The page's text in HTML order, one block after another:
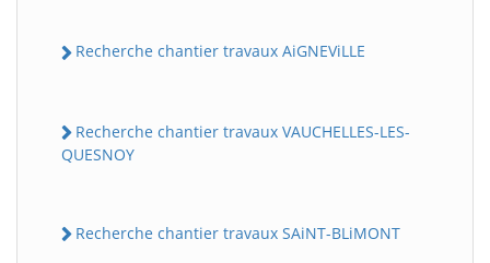
Recherche chantier travaux AiGNEViLLE
Recherche chantier travaux VAUCHELLES-LES-
QUESNOY
Recherche chantier travaux SAiNT-BLiMONT